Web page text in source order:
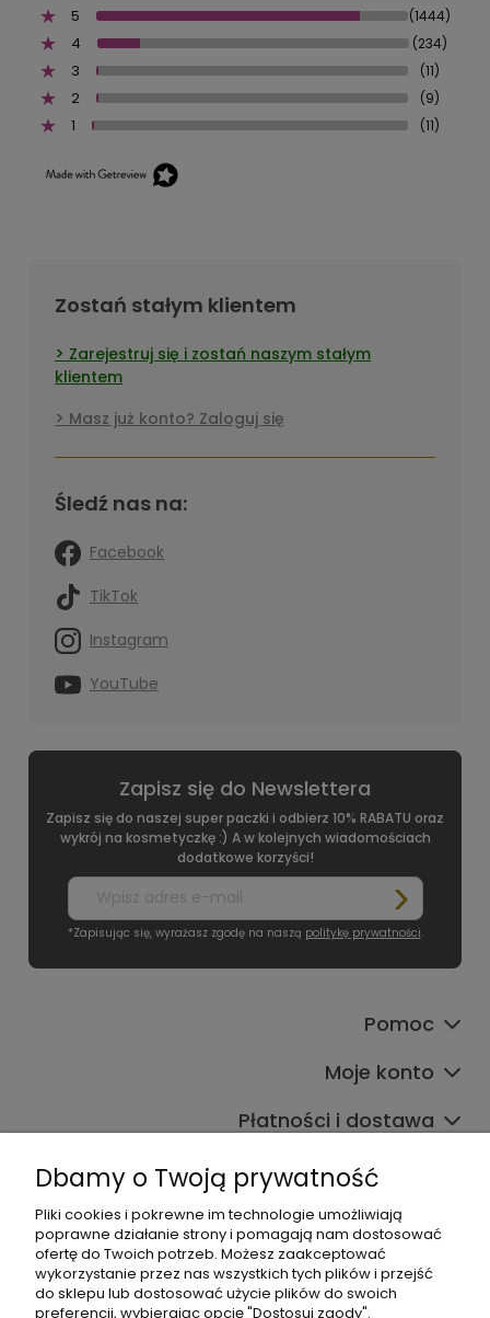
5
(1444)
4 (234)
3 (11)
2 (9)
1 (11)
Zostań stałym klientem
Zarejestruj się i zostań naszym stałym
klientem
Masz już konto? Zaloguj się
Śledź nas na:
Facebook
TikTok
Instagram
YouTube
Zapisz się do Newslettera
Zapisz się do naszej super paczki i odbierz 10% RABATU oraz
wykrój na kosmetyczkę :) A w kolejnych wiadomościach
dodatkowe korzyści!
*Zapisując się, wyrażasz zgodę na naszą politykę prywatności.
Pomoc
Moje konto
Płatności i dostawa
Informacje
O nas
Dbamy o Twoją prywatność
Pliki cookies i pokrewne im technologie umożliwiają
poprawne działanie strony i pomagają nam dostosować
ofertę do Twoich potrzeb. Możesz zaakceptować
wykorzystanie przez nas wszystkich tych plików i przejść
do sklepu lub dostosować użycie plików do swoich
preferencji, wybierając opcję "Dostosuj zgody".